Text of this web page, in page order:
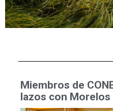
Miembros de
lazos con Morelos